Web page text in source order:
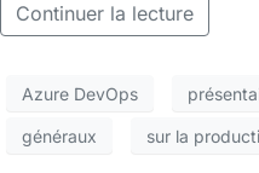
Continuer la lecture
Azure DevOps
généraux sur la